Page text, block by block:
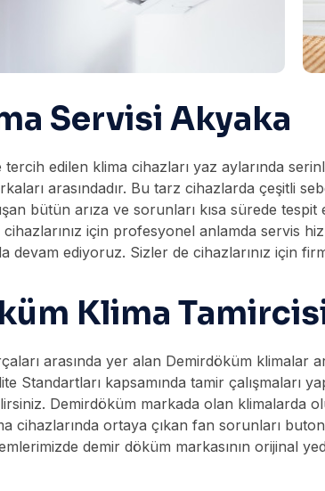
Servisi Akyaka
edilen klima cihazları yaz aylarında
arasındadır. Bu tarz cihazlarda çeşitli
bütün arıza ve sorunları kısa sürede
için profesyonel anlamda servis
ediyoruz. Sizler de cihazlarınız için
Klima
arasında yer alan Demirdöküm klimalar
Standartları kapsamında tamir çalışmaları
Demirdöküm markada olan klimalarda
cihazlarında ortaya çıkan fan sorunları
demir döküm markasının orijinal